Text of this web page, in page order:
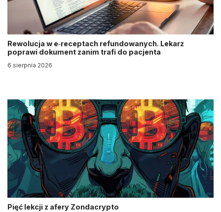
Rewolucja w e‑receptach refundowanych. Lekarz
poprawi dokument zanim trafi do pacjenta
6 sierpnia 2026
Pięć lekcji z afery Zondacrypto